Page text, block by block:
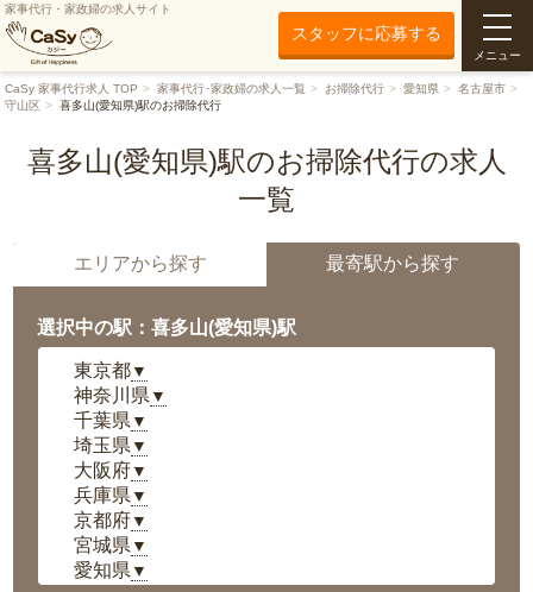
家事代行・家政婦の求人サイト
スタッフに応募する
メニュー
CaSy 家事代行求人 TOP 家事代行･家政婦の求人一覧 お掃除代行 愛知県
名古屋市
守山区
喜多山(愛知県)駅のお掃除代行
喜多山(愛知県)駅のお掃除代行の求人
一覧
エリアから探す 最寄駅から探す
選択中の駅：喜多山(愛知県)駅
東京都▼
神奈川県 ▼
千葉県 ▼
埼玉県 ▼
大阪府▼
兵庫県 ▼
京都府▼
宮城県 ▼
愛知県 ▼